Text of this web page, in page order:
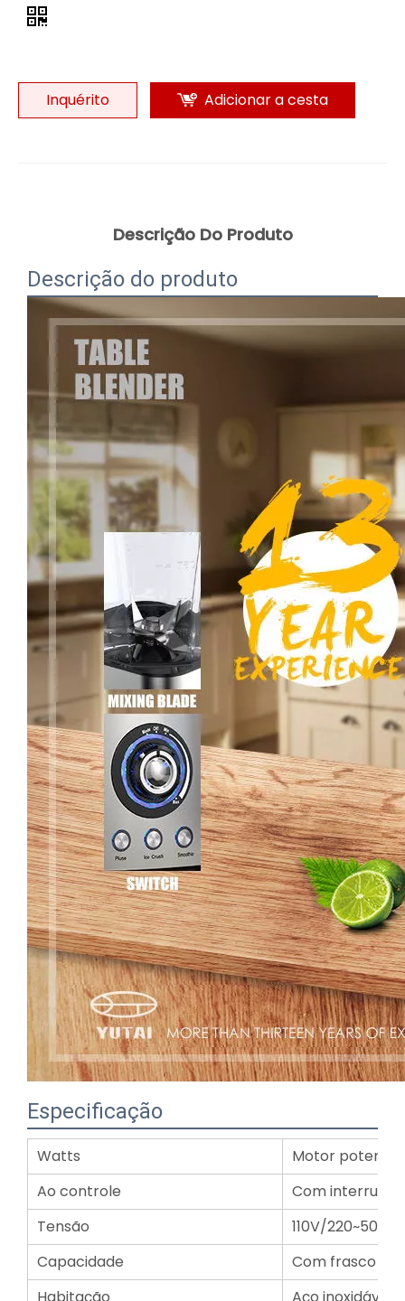
Inquérito Adicionar a cesta
Descrição Do Produto
Descrição do produto
Especificação
Watts
Motor potente
Ao controle
Com
Tensão
110V/220~50/
Capacidade
Com frasco